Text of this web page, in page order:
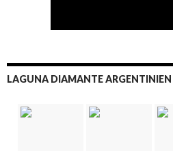
LAGUNA DIAMANTE ARGENTINIEN